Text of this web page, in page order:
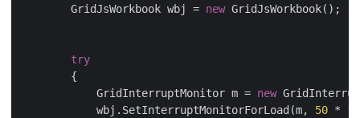
        GridJsWorkbook wbj =
new GridJsWorkbook();
try
        {
            GridInterruptMonitor m =
new
            wbj.SetInterruptMonitorForLoad(m,
50 *